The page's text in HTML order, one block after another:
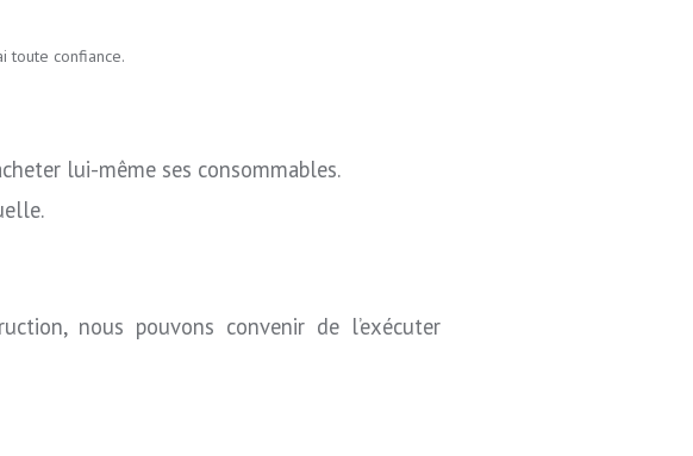
toute confiance.
lui-même ses consommables.
nous pouvons convenir de l’exécuter